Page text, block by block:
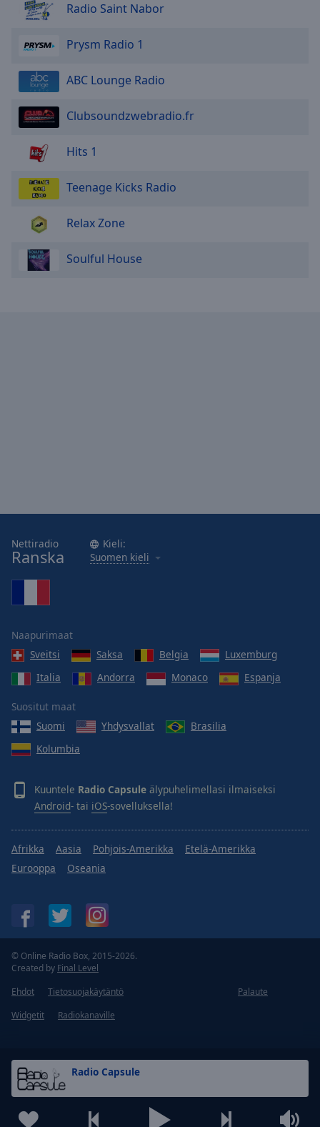
Radio Capsule
Radio Saint Nabor
Prysm Radio 1
ABC Lounge Radio
Clubsoundzwebradio.fr
Hits 1
Teenage Kicks Radio
Relax Zone
Soulful House
Nettiradio
Ranska
Kieli:
Suomen kieli
Naapurimaat
Sveitsi
Saksa Belgia
Luxemburg
Italia
Andorra Monaco Espanja
Suositut maat
Suomi
Yhdysvallat
Brasilia
Kolumbia
Kuuntele Radio Capsule älypuhelimellasi ilmaiseksi
Android- tai iOS-sovelluksella!
Afrikka Aasia Pohjois-Amerikka
Etelä-Amerikka
Eurooppa
Oseania
© Online Radio Box, 2015-2026.
Created by Final Level
Ehdot
Tietosuojakäytäntö
Palaute
Widgetit
Radiokanaville